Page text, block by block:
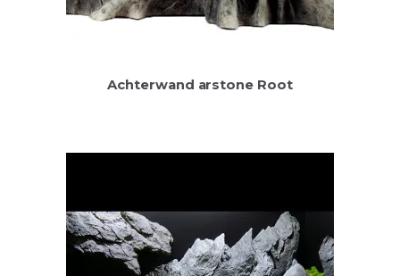
Achterwand arstone Root